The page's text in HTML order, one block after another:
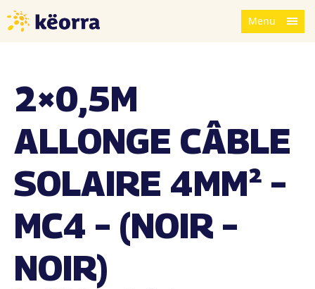
Menu
2×0,5M
ALLONGE CÂBLE
SOLAIRE 4MM² –
MC4 – (NOIR –
NOIR)